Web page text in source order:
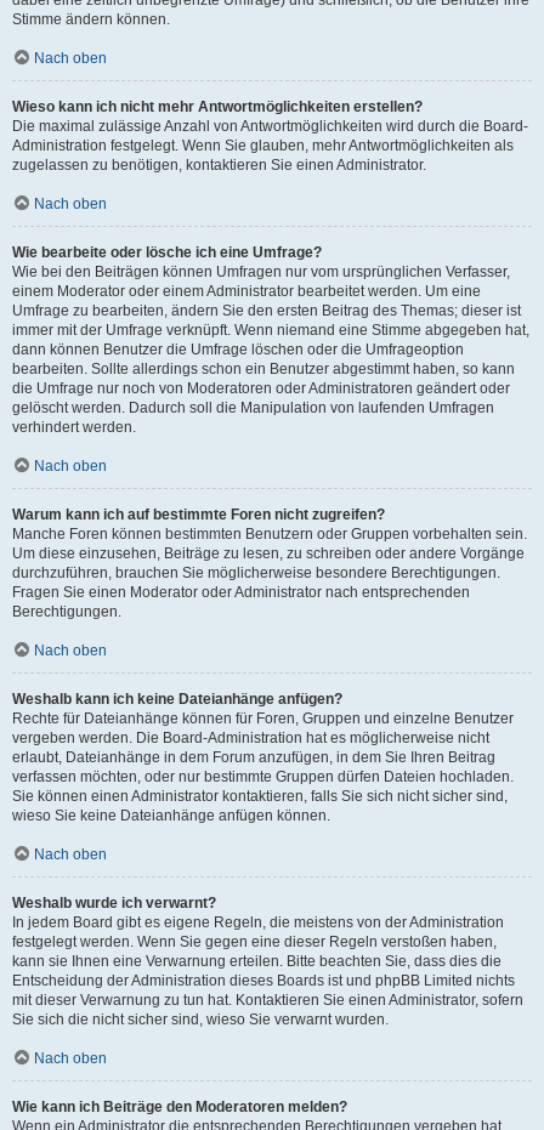
Stimme ändern können.
Nach oben
Wieso kann ich nicht mehr Antwortmöglichkeiten erstellen?
Die maximal zulässige Anzahl von Antwortmöglichkeiten wird durch die Board-
Administration festgelegt. Wenn Sie glauben, mehr Antwortmöglichkeiten als
zugelassen zu benötigen, kontaktieren Sie einen Administrator.
Nach oben
Wie bearbeite oder lösche ich eine Umfrage?
Wie bei den Beiträgen können Umfragen nur vom ursprünglichen Verfasser,
einem Moderator oder einem Administrator bearbeitet werden. Um eine
Umfrage zu bearbeiten, ändern Sie den ersten Beitrag des Themas; dieser ist
immer mit der Umfrage verknüpft. Wenn niemand eine Stimme abgegeben hat,
dann können Benutzer die Umfrage löschen oder die Umfrageoption
bearbeiten. Sollte allerdings schon ein Benutzer abgestimmt haben, so kann
die Umfrage nur noch von Moderatoren oder Administratoren geändert oder
gelöscht werden. Dadurch soll die Manipulation von laufenden Umfragen
verhindert werden.
Nach oben
Warum kann ich auf bestimmte Foren nicht zugreifen?
Manche Foren können bestimmten Benutzern oder Gruppen vorbehalten sein.
Um diese einzusehen, Beiträge zu lesen, zu schreiben oder andere Vorgänge
durchzuführen, brauchen Sie möglicherweise besondere Berechtigungen.
Fragen Sie einen Moderator oder Administrator nach entsprechenden
Berechtigungen.
Nach oben
Weshalb kann ich keine Dateianhänge anfügen?
Rechte für Dateianhänge können für Foren, Gruppen und einzelne Benutzer
vergeben werden. Die Board-Administration hat es möglicherweise nicht
erlaubt, Dateianhänge in dem Forum anzufügen, in dem Sie Ihren Beitrag
verfassen möchten, oder nur bestimmte Gruppen dürfen Dateien hochladen.
Sie können einen Administrator kontaktieren, falls Sie sich nicht sicher sind,
wieso Sie keine Dateianhänge anfügen können.
Nach oben
Weshalb wurde ich verwarnt?
In jedem Board gibt es eigene Regeln, die meistens von der Administration
festgelegt werden. Wenn Sie gegen eine dieser Regeln verstoßen haben,
kann sie Ihnen eine Verwarnung erteilen. Bitte beachten Sie, dass dies die
Entscheidung der Administration dieses Boards ist und phpBB Limited nichts
mit dieser Verwarnung zu tun hat. Kontaktieren Sie einen Administrator, sofern
Sie sich die nicht sicher sind, wieso Sie verwarnt wurden.
Nach oben
Wie kann ich Beiträge den Moderatoren melden?
Wenn ein Administrator die entsprechenden Berechtigungen vergeben hat,